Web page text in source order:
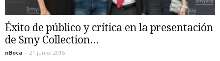
Éxito de público y crítica en la presentación
de Smy Collection...
nBoca - 21 junio, 2015